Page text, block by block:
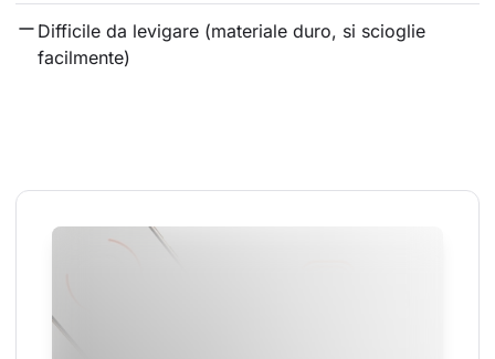
Difficile da levigare (materiale duro, si scioglie
facilmente)